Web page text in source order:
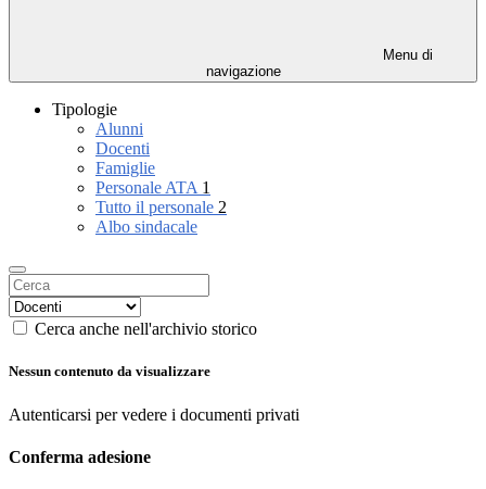
Menu di
navigazione
Tipologie
Alunni
Docenti
Famiglie
Personale ATA 1
Tutto il personale 2
Albo sindacale
Cerca anche nell'archivio storico
Nessun contenuto da visualizzare
Autenticarsi per vedere i documenti privati
Conferma adesione